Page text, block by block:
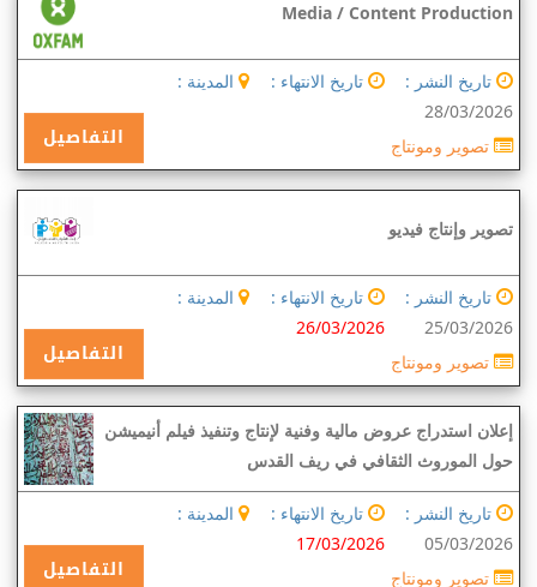
Media / Content Production
تاريخ النشر :
28/03/2026
تاريخ الانتهاء : المدينة :
التفاصيل تصوير ومونتاج
تصوير وإنتاج فيديو
تاريخ النشر :
25/03/2026
تاريخ الانتهاء :
26/03/2026
المدينة :
التفاصيل تصوير ومونتاج
إعلان استدراج عروض مالية وفنية لإنتاج وتنفيذ فيلم أنيميشن
حول الموروث الثقافي في ريف القدس
تاريخ النشر :
05/03/2026
تاريخ الانتهاء :
17/03/2026
المدينة :
التفاصيل تصوير ومونتاج